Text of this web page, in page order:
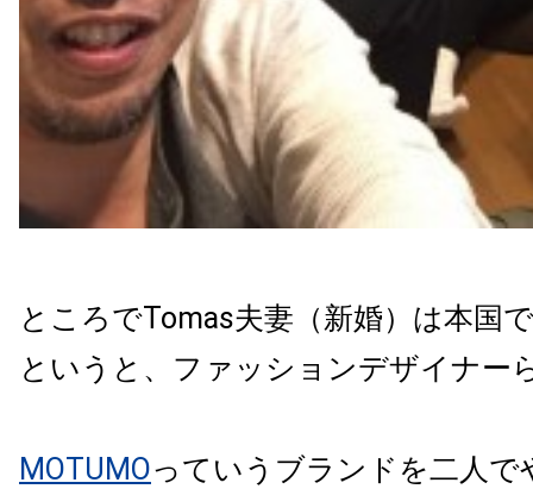
ところでTomas夫妻（新婚）は本国
というと、ファッションデザイナー
MOTUMOっていうブランドを二人で